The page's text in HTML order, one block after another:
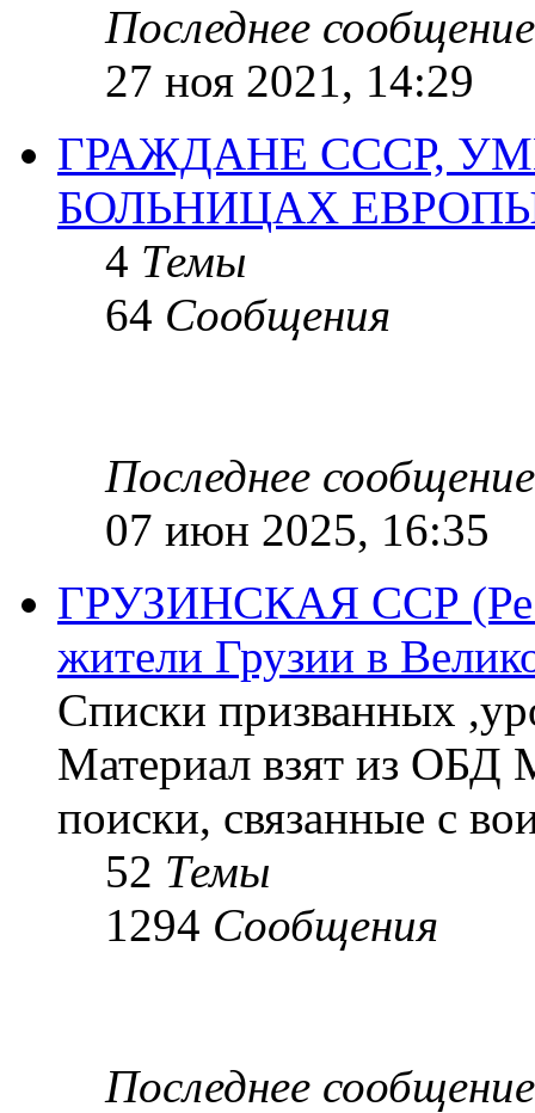
Последнее сообщение
27 ноя 2021, 14:29
ГРАЖДАНЕ СССР,
БОЛЬНИЦАХ
4 Темы
64 Сообщения
Последнее сообщение
07 июн 2025, 16:35
ГРУЗИНСКАЯ ССР
жители Грузии в
Списки призванных
Материал взят из ОБД
поиски, связанные с
52 Темы
1294 Сообщения
Последнее сообщение